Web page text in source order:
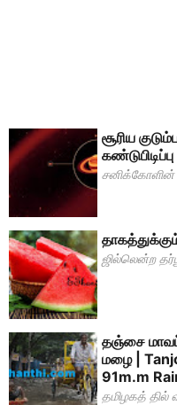
சூரிய
கண்டுபிடிப்பு
சனிக்கோளின்
ஜில்லென்ற
தஞ்சை
மழை |
91m.m
தமிழகத் தில்